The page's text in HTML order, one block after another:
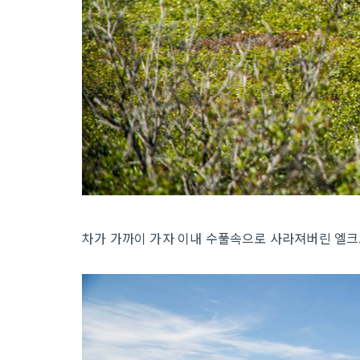
차가 가까이 가자 이내 수풀속으로 사라져버린 엘